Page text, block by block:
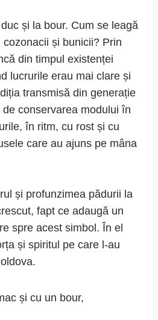
și la bour. Cum se leagă
și bunicii? Prin
din timpul existenței
lucrurile erau mai clare și
transmisă din generație
conservarea modului în
în ritm, cu rost și cu
care au ajuns pe mâna
și profunzimea pădurii la
fapt ce adaugă un
spre acest simbol. În el
și spiritul pe care l-au
și cu un bour,